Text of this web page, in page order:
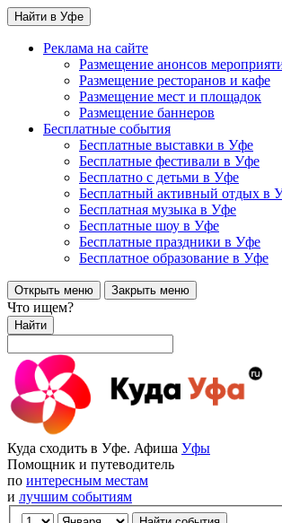
Найти в Уфе
Реклама на сайте
Размещение анонсов
Размещение ресторанов и кафе
Размещение мест и площадок
Размещение баннеров
Бесплатные события
Бесплатные выставки в Уфе
Бесплатные фестивали в Уфе
Бесплатно с детьми в Уфе
Бесплатный активный отдых в
Бесплатная музыка в Уфе
Бесплатные шоу в Уфе
Бесплатные праздники в Уфе
Бесплатное образование в Уфе
Открыть меню Закрыть меню
Что ищем?
Найти
Куда сходить в Уфе. Афиша Уфы
Помощник и путеводитель
по интересным местам
и лучшим событиям